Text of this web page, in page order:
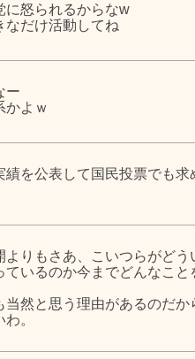
に怒られるからなw
なだけ活動してね
ー
かよｗ
績を公表して国民投票でも求
よりもさあ、こいつらがど
ているのか今までどんなこ
当然と思う理由があるのだ
。